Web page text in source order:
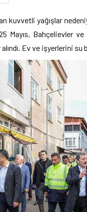
kuvvetli yağışlar
Mayıs, Bahçelievler ve
Ev ve işyerlerini su